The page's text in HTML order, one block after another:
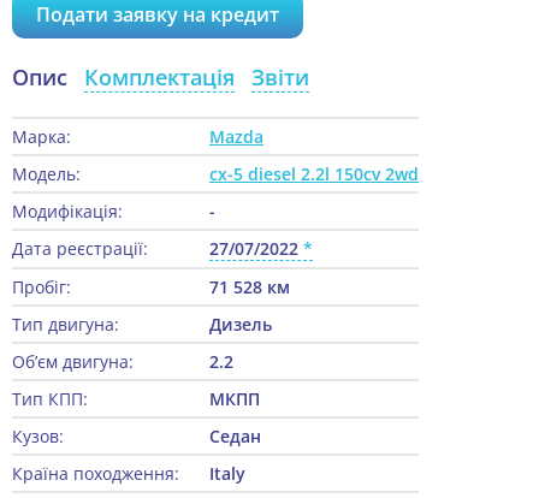
Подати заявку на кредит
Опис Комплектація Звіти
Марка:
Mazda
Модель:
cx-5 diesel 2.2l 150cv 2wd
Модифікація:
-
Дата реєстрації:
27/07/2022
Пробіг:
71 528 км
Тип двигуна:
Дизель
Об’єм двигуна:
2.2
Тип КПП:
МКПП
Кузов:
Седан
Країна походження:
Italy